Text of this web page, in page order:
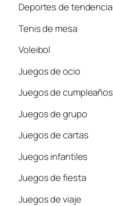
Deportes de tendencia
Tenis de mesa
Voleibol
Juegos de ocio
Juegos de cumpleaños
Juegos de grupo
Juegos de cartas
Juegos infantiles
Juegos de fiesta
Juegos de viaje